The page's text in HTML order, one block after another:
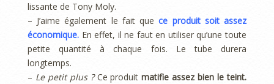
lissante de Tony Moly.
– J’aime également le fait que ce produit soit assez
économique. En effet, il ne faut en utiliser qu’une toute
petite quantité à chaque fois. Le tube durera
longtemps.
– Le petit plus ?Ce produitmatifie assez bien le teint.